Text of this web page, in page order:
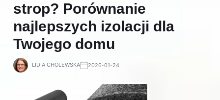
strop? Porównanie
najlepszych izolacji dla
Twojego domu
LIDIA CHOLEWSKA 2026-01-24